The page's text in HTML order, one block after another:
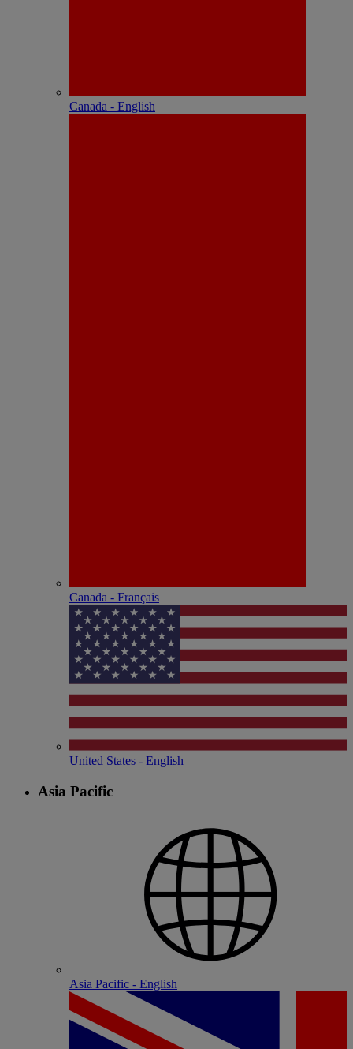
Canada - English
Canada - Français
United States - English
Asia Pacific
Asia Pacific - English